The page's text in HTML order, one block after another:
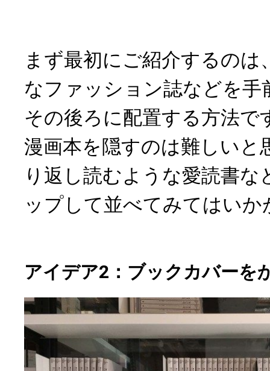
まず最初にご紹介するのは
なファッション誌などを手
その後ろに配置する方法で
漫画本を隠すのは難しいと
り返し読むような愛読書な
ップして並べてみてはい
アイデア2：ブックカバーを